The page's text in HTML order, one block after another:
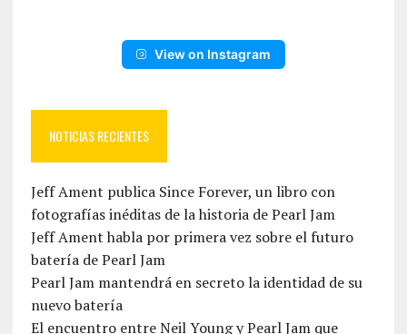
View on Instagram
NOTICIAS RECIENTES
Jeff Ament publica Since Forever, un libro con
fotografías inéditas de la historia de Pearl Jam
Jeff Ament habla por primera vez sobre el futuro
batería de Pearl Jam
Pearl Jam mantendrá en secreto la identidad de su
nuevo batería
El encuentro entre Neil Young y Pearl Jam que